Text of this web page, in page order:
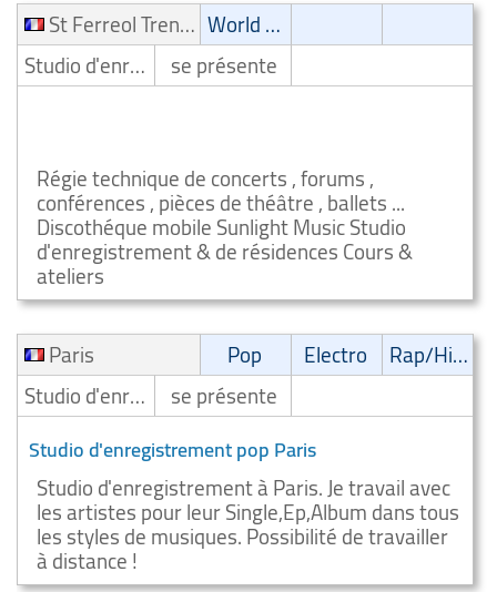
St Ferreol Trente Pas
World Music
Studio d'enregistrement
se présente
Régie technique de concerts , forums ,
conférences , pièces de théâtre , ballets ...
Discothéque mobile Sunlight Music Studio
d'enregistrement & de résidences Cours &
ateliers
Paris
Pop Electro
Rap/Hip-Hop/RnB
Studio d'enregistrement
se présente
Studio d'enregistrement pop Paris
Studio d'enregistrement à Paris. Je travail avec
les artistes pour leur Single,Ep,Album dans tous
les styles de musiques. Possibilité de travailler
à distance !